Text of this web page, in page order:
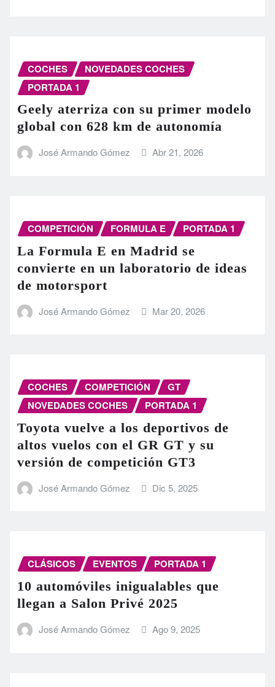
COCHES
NOVEDADES COCHES
PORTADA 1
Geely aterriza con su primer modelo
global con 628 km de autonomía
José Armando Gómez Abr 21, 2026
COMPETICIÓN FORMULA E PORTADA 1
La Formula E en Madrid se
convierte en un laboratorio de ideas
de motorsport
José Armando Gómez Mar 20, 2026
COCHES COMPETICIÓN
GT
NOVEDADES COCHES
PORTADA 1
Toyota vuelve a los deportivos de
altos vuelos con el GR GT y su
versión de competición GT3
José Armando Gómez Dic 5, 2025
CLÁSICOS EVENTOS PORTADA 1
10 automóviles inigualables que
llegan a Salon Privé 2025
José Armando Gómez Ago 9, 2025